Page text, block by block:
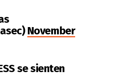
November
se sienten